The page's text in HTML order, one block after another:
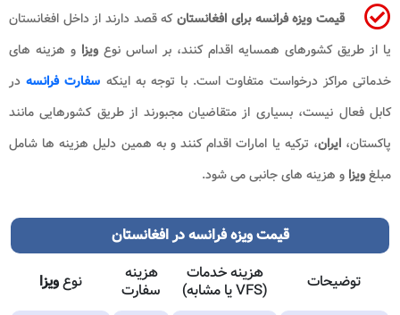
قیمت ویزه فرانسه برای افغانستانکه قصد دارند از داخل افغانستان
یا از طریق کشورهای همسایه اقدام کنند، بر اساس نوع ویزا و هزینه های
خدماتی مراکز درخواست متفاوت است. با توجه به اینکه سفارت فرانسهدر
کابل فعال نیست، بسیاری از متقاضیان مجبورند از طریق کشورهایی مانند
پاکستان،ایران، ترکیه یا امارات اقدام کنند و به همین دلیل هزینه ها شامل
مبلغویزا و هزینه های جانبی می شود.
قیمت ویزه فرانسه در افغانستان
توضیحات
هزینه خدمات
(VFS یا مشابه)
هزینه
سفارت
نوعویزا